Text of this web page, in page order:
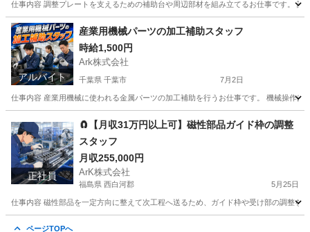
仕事内容 調整プレートを支えるための補助台や周辺部材を組み立てるお仕事です。
香川 観音寺市 工場 社会保険
アルバイト
産業用機械パーツの加工補助スタッフ
時給1,500円
Ark株式会社
千葉県 千葉市 7月2日
仕事内容 産業用機械に使われる金属パーツの加工補助を行うお仕事です。 機械操作
工場 スタッフ
正社員
🧲【月収31万円以上可】磁性部品ガイド枠の調整
スタッフ
月収255,000円
ArK株式会社
福島県 西白河郡 5月25日
仕事内容 磁性部品を一定方向に整えて次工程へ送るため、ガイド枠や受け部の調整
ページTOPへ